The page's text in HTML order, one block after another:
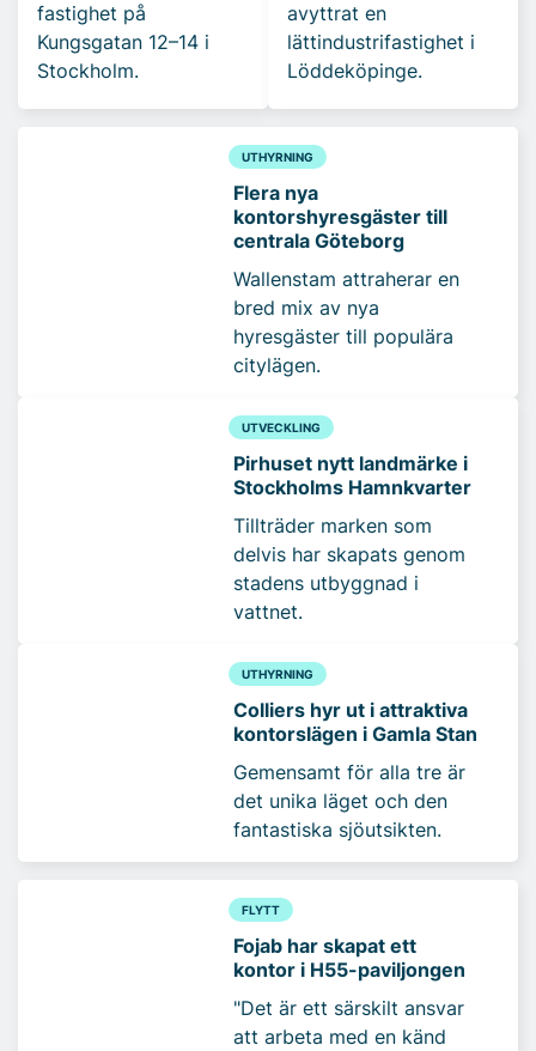
fastighet på
Kungsgatan 12–14 i
Stockholm.
avyttrat en
lättindustrifastighet i
Löddeköpinge.
UTHYRNING
Flera nya
kontorshyresgäster till
centrala Göteborg
Wallenstam attraherar en
bred mix av nya
hyresgäster till populära
citylägen.
UTVECKLING
Pirhuset nytt landmärke i
Stockholms Hamnkvarter
Tillträder marken som
delvis har skapats genom
stadens utbyggnad i
vattnet.
UTHYRNING
Colliers hyr ut i attraktiva
kontorslägen i Gamla Stan
Gemensamt för alla tre är
det unika läget och den
fantastiska sjöutsikten.
FLYTT
Fojab har skapat ett
kontor i H55-paviljongen
"Det är ett särskilt ansvar
att arbeta med en känd